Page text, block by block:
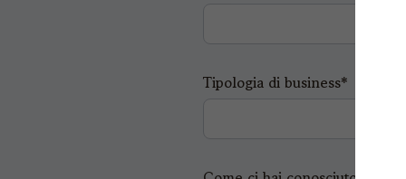
Tipologia di business*